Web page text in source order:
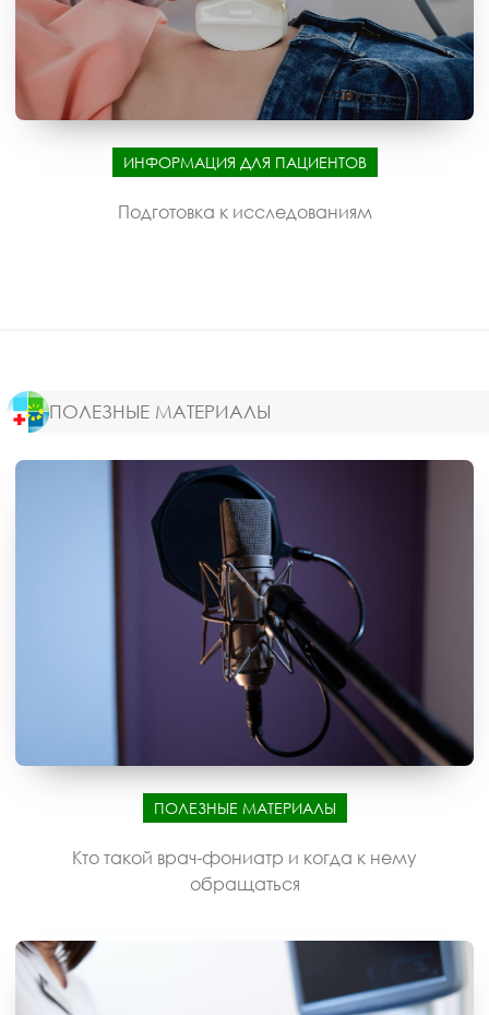
ИНФОРМАЦИЯ ДЛЯ ПАЦИЕНТОВ
Подготовка к исследованиям
ПОЛЕЗНЫЕ МАТЕРИАЛЫ
ПОЛЕЗНЫЕ МАТЕРИАЛЫ
Кто такой врач-фониатр и когда к нему
обращаться